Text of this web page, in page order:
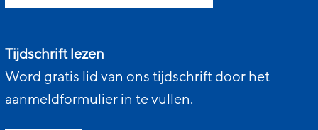
Tijdschrift lezen
Word gratis lid van ons tijdschrift door het
aanmeldformulier in te vullen.